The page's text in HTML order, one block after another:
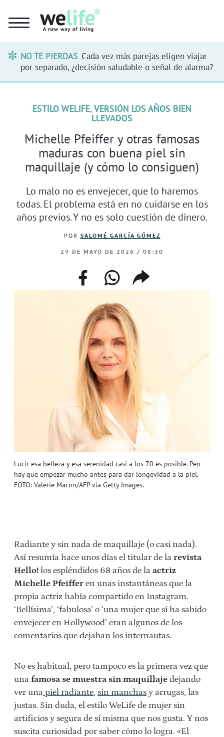
NO TE PIERDAS Cada vez más parejas eligen viajar
por separado, ¿decisión saludable o señal de alarma?
Lucir esa belleza y esa serenidad casi a los 70 es posible. Peo
hay que empezar mucho antes para dar longevidad a la piel.
FOTO: Valerie Macon/AFP vía Getty Images.
ESTILO WELIFE, VERSIÓN LOS AÑOS BIEN
LLEVADOS
Michelle Pfeiffer y otras famosas
maduras con buena piel sin
maquillaje (y cómo lo consiguen)
Lo malo no es envejecer, que lo haremos
todas. El problema está en no cuidarse en los
años previos. Y no es solo cuestión de dinero.
POR SALOMÉ GARCÍA GÓMEZ
29 DE MAYO DE 2026 / 08:30
facebookwhatsappcompartir
enlace
Radiante y sin nada de maquillaje (o casi nada).
Así resumía hace unos días el titular de la revista
Hello! los espléndidos 68 años de la actriz
Michelle Pfeiffer en unas instantáneas que la
propia actriz había compartido en Instagram.
‘Bellísima’, ‘fabulosa’ o ‘una mujer que sí ha sabido
envejecer en Hollywood’ eran algunos de los
comentarios que dejaban los internautas.
No es habitual, pero tampoco es la primera vez que
una famosa se muestra sin maquillaje dejando
ver una piel radiante, sin manchas y arrugas, las
justas. Sin duda, el estilo WeLife de mujer sin
artificios y segura de sí misma que nos gusta. Y nos
suscita curiosidad por saber cómo lo logra. «El